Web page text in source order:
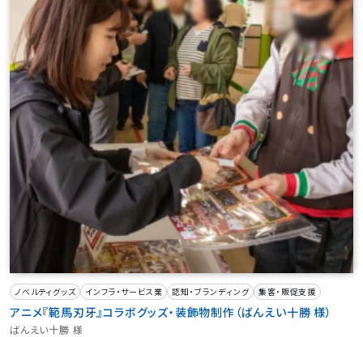
ノベルティグッズ インフラ・サービス業 認知・ブランディング 集客・販促支援
アニメ『範馬刃牙』コラボグッズ・装飾物制作（ばんえい十勝 様）
ばんえい十勝 様